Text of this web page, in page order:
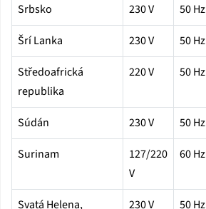
Srbsko 230 V 50 Hz
Šrí Lanka
230 V 50 Hz
Středoafrická
republika
220 V 50 Hz
Súdán 230 V 50 Hz
Surinam
127/220
V
60 Hz
Svatá Helena,
230 V 50 Hz